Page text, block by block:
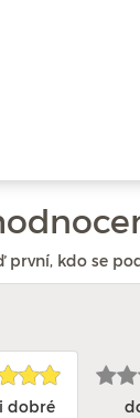
kdo se
dobré